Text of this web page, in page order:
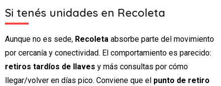
Si tenés unidades en Recoleta
Aunque no es sede, Recoleta absorbe parte del movimiento
por cercanía y conectividad. El comportamiento es parecido:
retiros tardíos de llaves y más consultas por cómo
llegar/volver en días pico. Conviene que el punto de retiro